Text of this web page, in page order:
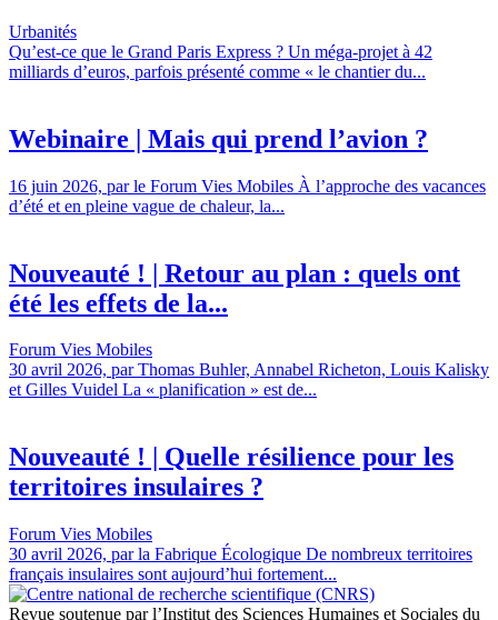
Urbanités
Qu’est-ce que le Grand Paris Express ? Un méga-projet à 42
milliards d’euros, parfois présenté comme « le chantier du...
Webinaire | Mais qui prend l’avion ?
16 juin 2026, par le Forum Vies Mobiles À l’approche des vacances
d’été et en pleine vague de chaleur, la...
Nouveauté ! | Retour au plan : quels ont
été les effets de la...
Forum Vies Mobiles
30 avril 2026, par Thomas Buhler, Annabel Richeton, Louis Kalisky
et Gilles Vuidel La « planification » est de...
Nouveauté ! | Quelle résilience pour les
territoires insulaires ?
Forum Vies Mobiles
30 avril 2026, par la Fabrique Écologique De nombreux territoires
français insulaires sont aujourd’hui fortement...
Revue soutenue par l’Institut des Sciences Humaines et Sociales du